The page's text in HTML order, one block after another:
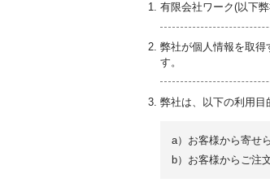
有限会社ワーク(以下
弊社が個人情報を取得
す。
弊社は、以下の利用目
a）お客様から寄せ
b）お客様からご注